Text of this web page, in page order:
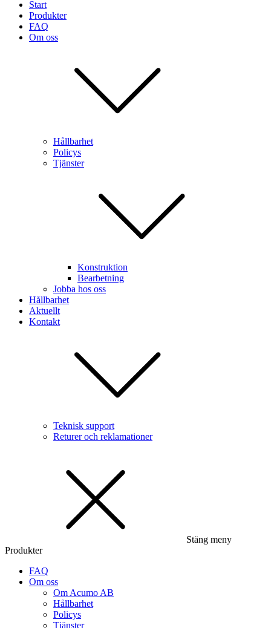
Start
Produkter
FAQ
Om oss
Hållbarhet
Policys
Tjänster
Konstruktion
Bearbetning
Jobba hos oss
Hållbarhet
Aktuellt
Kontakt
Teknisk support
Returer och reklamationer
Stäng meny
Produkter
FAQ
Om oss
Om Acumo AB
Hållbarhet
Policys
Tjänster